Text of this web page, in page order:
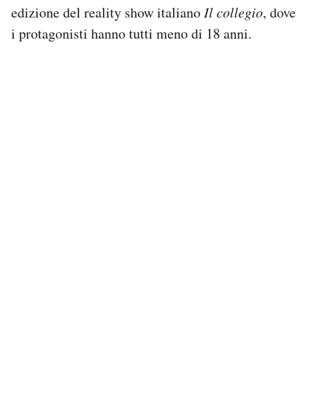
edizione del reality show italiano Il collegio, dove
i protagonisti hanno tutti meno di 18 anni.